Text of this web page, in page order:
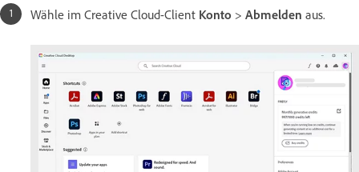
Wähle im Creative Cloud-Client Konto > Abmelden aus.